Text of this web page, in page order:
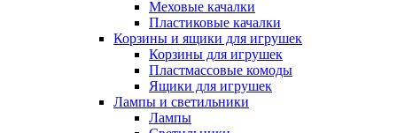
Меховые качалки
Пластиковые качалки
Корзины и ящики для игрушек
Корзины для игрушек
Пластмассовые комоды
Ящики для игрушек
Лампы и светильники
Лампы